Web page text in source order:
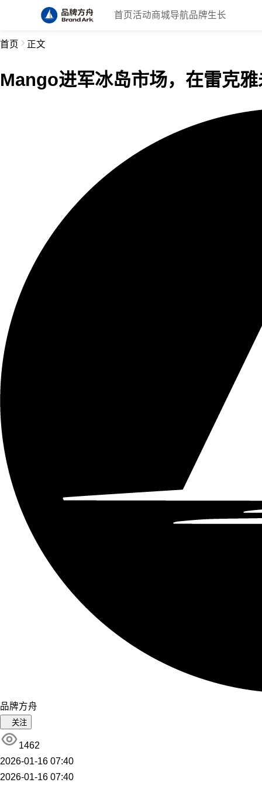
首页 活动商城导航品牌生长
首页 正文
Mango进军冰岛市场，在雷克
品牌方舟
关注
1462
2026-01-16 07:40
2026-01-16 07:40